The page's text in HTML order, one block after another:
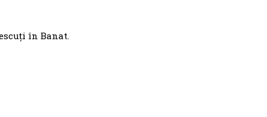
în Banat.